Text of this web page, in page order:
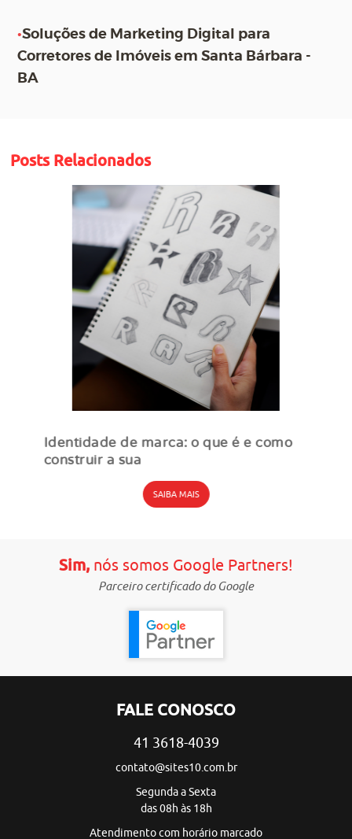
•Soluções de Marketing Digital para
Corretores de Imóveis em Santa Bárbara -
BA
Posts Relacionados
Identidade de marca: o que é e como
construir a sua
SAIBA MAIS
Sim,nós somos Google Partners!
Parceiro certificado do Google
FALE CONOSCO
41 3618-4039
contato@sites10.com.br
Segunda a Sexta
das 08h às 18h
Atendimento com horário marcado